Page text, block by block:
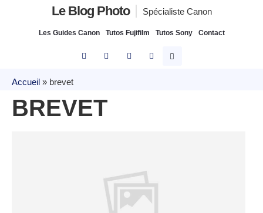
Le Blog Photo Spécialiste Canon
Les Guides Canon Tutos Fujifilm Tutos Sony Contact
Accueil » brevet
BREVET